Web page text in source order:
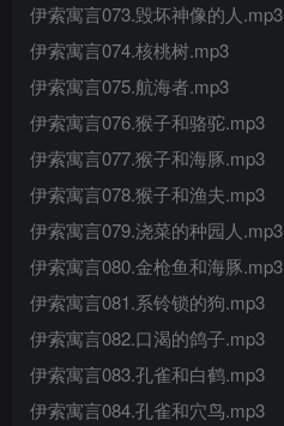
伊索寓言073.毁坏神像的人.mp3
伊索寓言074.核桃树.mp3
伊索寓言075.航海者.mp3
伊索寓言076.猴子和骆驼.mp3
伊索寓言077.猴子和海豚.mp3
伊索寓言078.猴子和渔夫.mp3
伊索寓言079.浇菜的种园人.mp3
伊索寓言080.金枪鱼和海豚.mp3
伊索寓言081.系铃锁的狗.mp3
伊索寓言082.口渴的鸽子.mp3
伊索寓言083.孔雀和白鹤.mp3
伊索寓言084.孔雀和穴鸟.mp3